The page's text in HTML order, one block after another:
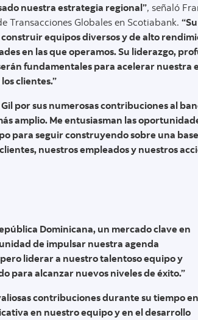
nuestra estrategia regional”, señaló
Transacciones Globales en Scotiabank.
equipos diversos y de alto
en las que operamos. Su liderazgo,
fundamentales para acelerar nuestra
clientes.”
por sus numerosas contribuciones al
amplio. Me entusiasman las
para seguir construyendo sobre una
nuestros empleados y nuestros
Dominicana, un mercado clave en
de impulsar nuestra agenda
liderar a nuestro talentoso equipo y
para alcanzar nuevos niveles de éxito.”
contribuciones durante su tiempo en
en nuestro equipo y en el desarrollo